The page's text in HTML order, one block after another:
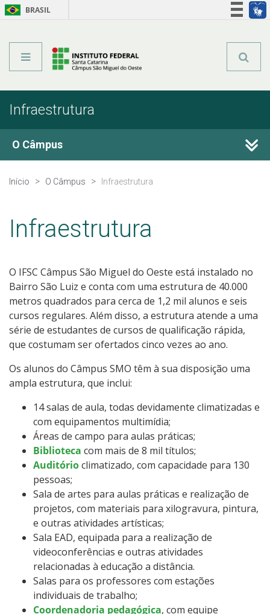
BRASIL
Infraestrutura
O Câmpus
Histórico
Infraestrutura
Colegiados
NDE de Cursos Superiores
Editais internos
Documentos Norteadores
Licitações
Acesso à Informação
Ouvidoria
Início O Câmpus Infraestrutura
Infraestrutura
O IFSC Câmpus São Miguel do Oeste está instalado no
Bairro São Luiz e conta com uma estrutura de 40.000
metros quadrados para cerca de 1,2 mil alunos e seis
cursos regulares. Além disso, a estrutura atende a uma
série de estudantes de cursos de qualificação rápida,
que costumam ser ofertados cinco vezes ao ano.
Os alunos do Câmpus SMO têm à sua disposição uma
ampla estrutura, que inclui:
14 salas de aula, todas devidamente climatizadas e
com equipamentos multimídia;
Áreas de campo para aulas práticas;
Biblioteca com mais de 8 mil títulos;
Auditórioclimatizado, com capacidade para 130
pessoas;
Sala de artes para aulas práticas e realização de
projetos, com materiais para xilogravura, pintura,
e outras atividades artísticas;
Sala EAD, equipada para a realização de
videoconferências e outras atividades
relacionadas à educação a distância.
Salas para os professores com estações
individuais de trabalho;
Coordenadoria pedagógica, com equipe